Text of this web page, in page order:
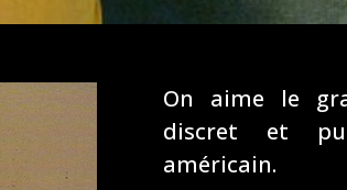
On aime le
discret et
américain.